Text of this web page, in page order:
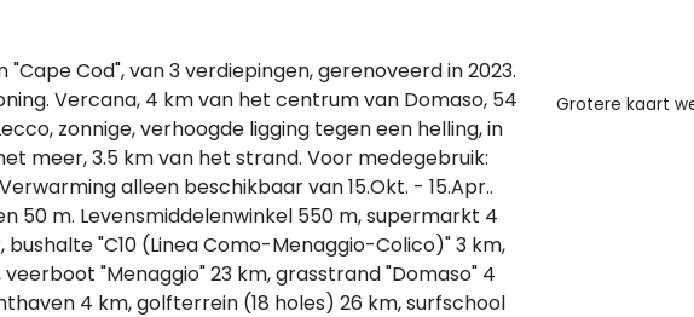
Cod", van 3 verdiepingen, gerenoveerd in 2023.
Vercana, 4 km van het centrum van Domaso, 54
zonnige, verhoogde ligging tegen een helling, in
meer, 3.5 km van het strand. Voor medegebruik:
alleen beschikbaar van 15.Okt. - 15.Apr..
50 m. Levensmiddelenwinkel 550 m, supermarkt 4
"C10 (Linea Como-Menaggio-Colico)" 3 km,
"Menaggio" 23 km, grasstrand "Domaso" 4
4 km, golfterrein (18 holes) 26 km, surfschool
Grotere kaart